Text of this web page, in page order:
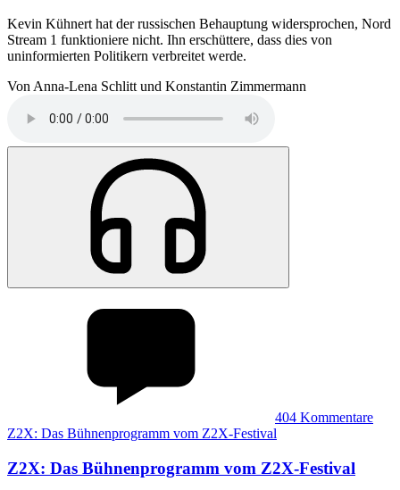
Kevin Kühnert hat der russischen Behauptung widersprochen, Nord
Stream 1 funktioniere nicht. Ihn erschüttere, dass dies von
uninformierten Politikern verbreitet werde.
Von Anna-Lena Schlitt und Konstantin Zimmermann
404 Kommentare
Z2X: Das Bühnenprogramm vom Z2X-Festival
Z2X: Das Bühnenprogramm vom Z2X-Festival